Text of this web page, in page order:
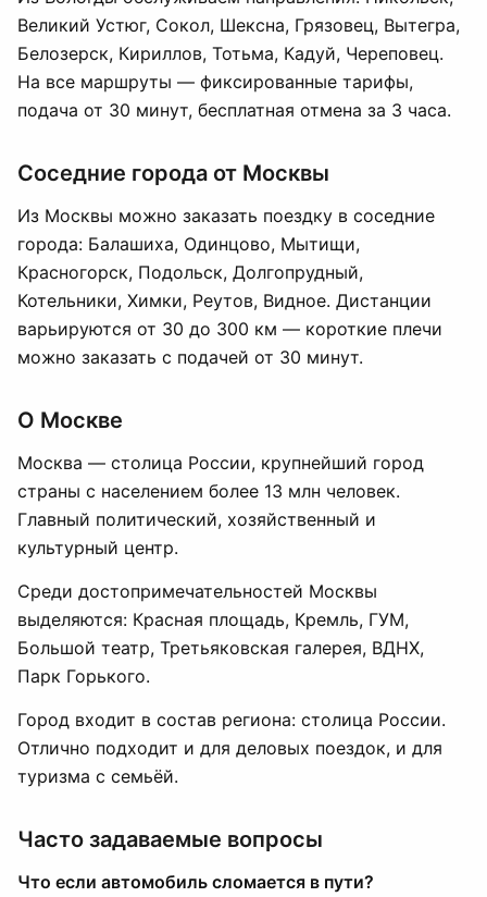
Великий Устюг, Сокол, Шексна, Грязовец, Вытегра,
Белозерск, Кириллов, Тотьма, Кадуй, Череповец.
На все маршруты — фиксированные тарифы,
подача от 30 минут, бесплатная отмена за 3 часа.
Соседние города от Москвы
Из Москвы можно заказать поездку в соседние
города: Балашиха, Одинцово, Мытищи,
Красногорск, Подольск, Долгопрудный,
Котельники, Химки, Реутов, Видное. Дистанции
варьируются от 30 до 300 км — короткие плечи
можно заказать с подачей от 30 минут.
О Москве
Москва — столица России, крупнейший город
страны с населением более 13 млн человек.
Главный политический, хозяйственный и
культурный центр.
Среди достопримечательностей Москвы
выделяются: Красная площадь, Кремль, ГУМ,
Большой театр, Третьяковская галерея, ВДНХ,
Парк Горького.
Город входит в состав региона: столица России.
Отлично подходит и для деловых поездок, и для
туризма с семьёй.
Часто задаваемые вопросы
Что если автомобиль сломается в пути?